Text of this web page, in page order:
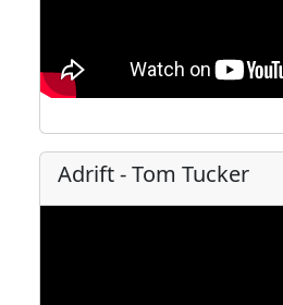
Adrift - Tom Tucker